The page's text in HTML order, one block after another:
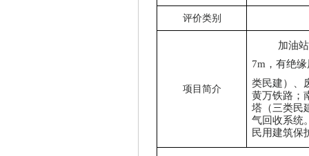
评价类别
项目简介
加油
7m，有绝
类民建）、
黄万铁路；
塔（三类民
气回收系统
民用建筑保